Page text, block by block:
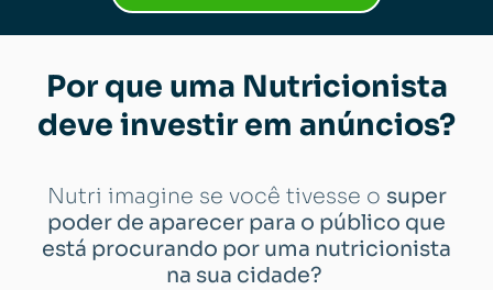
Por que uma Nutricionista
deve investir em anúncios?
Nutri imagine se você tivesse o super
poder de aparecer para o público que
está procurando por uma nutricionista
na sua cidade?